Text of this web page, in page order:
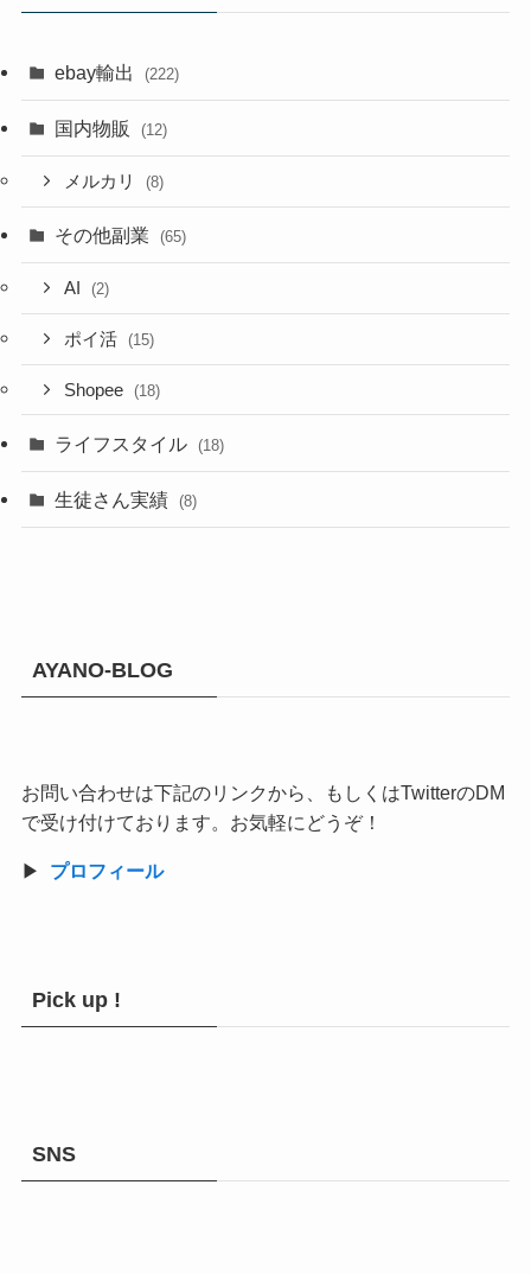
ebay輸出 (222)
国内物販 (12)
メルカリ (8)
その他副業 (65)
AI (2)
ポイ活 (15)
Shopee (18)
ライフスタイル (18)
生徒さん実績 (8)
AYANO-BLOG
お問い合わせは下記のリンクから、もしくはTwitterのDM
で受け付けております。お気軽にどうぞ！
▶︎ プロフィール
Pick up !
SNS